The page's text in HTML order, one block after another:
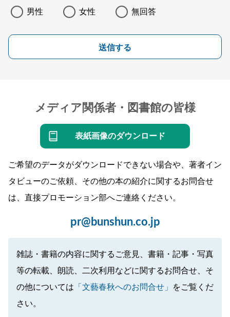
男性 女性 無回答
送信する
メディア関係者・図書館の皆様
表紙画像のダウンロード
ご希望のデータがダウンロードできない場合や、著者イン
タビューのご依頼、その他の本の紹介に関するお問合せ
は、直接プロモーション部へご連絡ください。
pr@bunshun.co.jp
雑誌・書籍の内容に関するご意見、書籍・記事・写真
等の転載、朗読、二次利用などに関するお問合せ、そ
の他については 「文藝春秋へのお問合せ」
をご覧くだ
さい。